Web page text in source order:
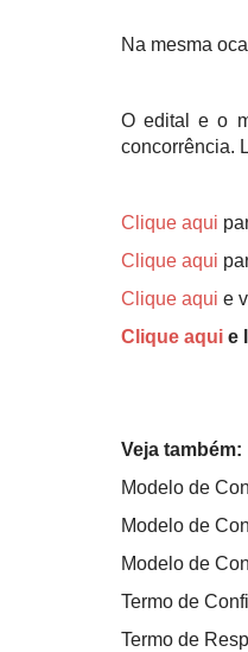
Na mesma
O edital e o
concorrência.
Clique aqui
Clique aqui
Clique aqui e
Clique aqui e
Veja também:
Modelo de
Modelo de
Modelo de
Termo de
Termo de